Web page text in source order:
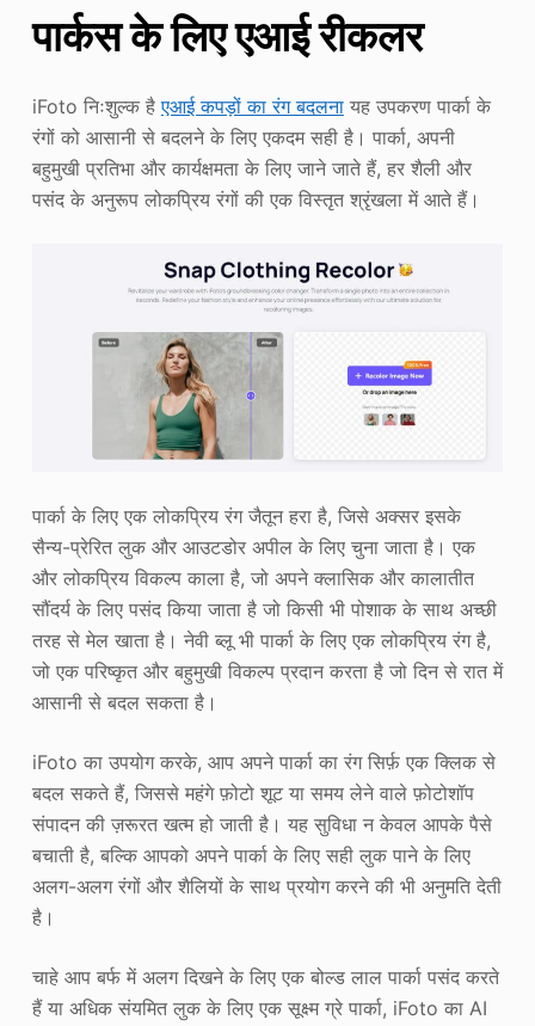
पार्कस के लिए एआई रीकलर
iFoto निःशुल्क हैएआई कपड़ों का रंग बदलनायह उपकरण पार्का के
रंगों को आसानी से बदलने के लिए एकदम सही है। पार्का, अपनी
बहुमुखी प्रतिभा और कार्यक्षमता के लिए जाने जाते हैं, हर शैली और
पसंद के अनुरूप लोकप्रिय रंगों की एक विस्तृत श्रृंखला में आते हैं।
पार्का के लिए एक लोकप्रिय रंग जैतून हरा है, जिसे अक्सर इसके
सैन्य-प्रेरित लुक और आउटडोर अपील के लिए चुना जाता है। एक
और लोकप्रिय विकल्प काला है, जो अपने क्लासिक और कालातीत
सौंदर्य के लिए पसंद किया जाता है जो किसी भी पोशाक के साथ अच्छी
तरह से मेल खाता है। नेवी ब्लू भी पार्का के लिए एक लोकप्रिय रंग है,
जो एक परिष्कृत और बहुमुखी विकल्प प्रदान करता है जो दिन से रात में
आसानी से बदल सकता है।
iFoto का उपयोग करके, आप अपने पार्का का रंग सिर्फ़ एक क्लिक से
बदल सकते हैं, जिससे महंगे फ़ोटो शूट या समय लेने वाले फ़ोटोशॉप
संपादन की ज़रूरत खत्म हो जाती है। यह सुविधा न केवल आपके पैसे
बचाती है, बल्कि आपको अपने पार्का के लिए सही लुक पाने के लिए
अलग-अलग रंगों और शैलियों के साथ प्रयोग करने की भी अनुमति देती
है।
चाहे आप बर्फ में अलग दिखने के लिए एक बोल्ड लाल पार्का पसंद करते
हैं या अधिक संयमित लुक के लिए एक सूक्ष्म ग्रे पार्का, iFoto का AI